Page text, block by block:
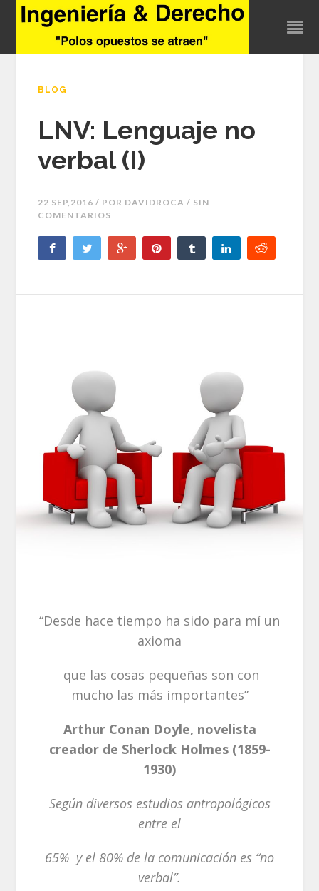
BLOG
LNV: Lenguaje no
verbal (I)
22 SEP,2016 / POR DAVIDROCA / SIN
COMENTARIOS
“Desde hace tiempo ha sido para mí un
axioma
que las cosas pequeñas son con
mucho las más importantes”
Arthur Conan Doyle, novelista
creador de Sherlock Holmes (1859-
1930)
Según diversos estudios antropológicos
entre el
65% y el 80% de la comunicación es “no
verbal”.